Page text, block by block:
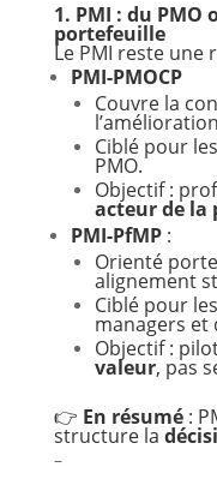
1. PMI : du
portefeuille
Le PMI reste une
PMI-PMOCP
Couvre la
Ciblé pour
PMO.
Objectif :
acteur de la
PMI-PfMP:
Orienté
alignement
Ciblé pour
managers et
Objectif :
valeur, pas
👉 En résumé:
structure la
–